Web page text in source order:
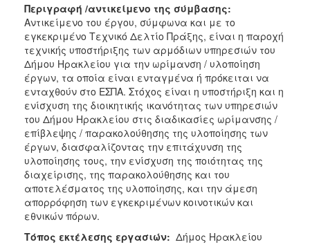
Περιγραφή /αντικείμενο της σύμβασης:
Αντικείμενο του έργου, σύμφωνα και με το
εγκεκριμένο Τεχνικό Δελτίο Πράξης, είναι η παροχή
τεχνικής υποστήριξης των αρμόδιων υπηρεσιών του
Δήμου Ηρακλείου για την ωρίμανση / υλοποίηση
έργων, τα οποία είναι ενταγμένα ή πρόκειται να
ενταχθούν στο ΕΣΠΑ. Στόχος είναι η υποστήριξη και η
ενίσχυση της διοικητικής ικανότητας των υπηρεσιών
του Δήμου Ηρακλείου στις διαδικασίες ωρίμανσης /
επίβλεψης / παρακολούθησης της υλοποίησης των
έργων, διασφαλίζοντας την επιτάχυνση της
υλοποίησης τους, την ενίσχυση της ποιότητας της
διαχείρισης, της παρακολούθησης και του
αποτελέσματος της υλοποίησης, και την άμεση
απορρόφηση των εγκεκριμένων κοινοτικών και
εθνικών πόρων.
Τόπος εκτέλεσης εργασιών: Δήμος Ηρακλείου